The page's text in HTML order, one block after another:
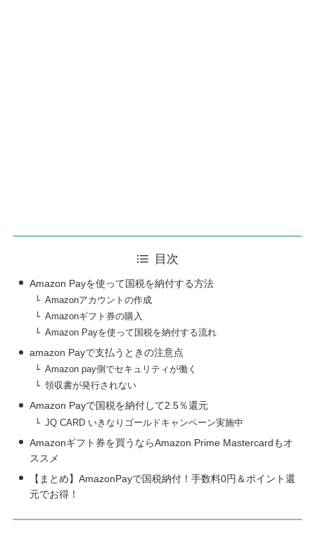
目次
Amazon Payを使って国税を納付する方法
Amazonアカウントの作成
Amazonギフト券の購入
Amazon Payを使って国税を納付する流れ
amazon Payで支払うときの注意点
Amazon pay側でセキュリティが働く
領収書が発行されない
Amazon Payで国税を納付して2.5％還元
JQ CARD いきなりゴールドキャンペーン実施中
Amazonギフト券を買うならAmazon Prime Mastercardもオ
ススメ
【まとめ】AmazonPayで国税納付！手数料0円＆ポイント還
元でお得！